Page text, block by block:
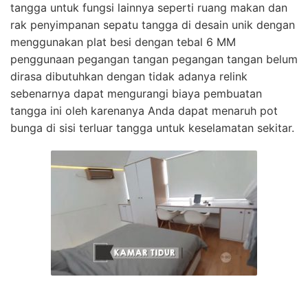
tangga untuk fungsi lainnya seperti ruang makan dan
rak penyimpanan sepatu tangga di desain unik dengan
menggunakan plat besi dengan tebal 6 MM
penggunaan pegangan tangan pegangan tangan belum
dirasa dibutuhkan dengan tidak adanya relink
sebenarnya dapat mengurangi biaya pembuatan
tangga ini oleh karenanya Anda dapat menaruh pot
bunga di sisi terluar tangga untuk keselamatan sekitar.